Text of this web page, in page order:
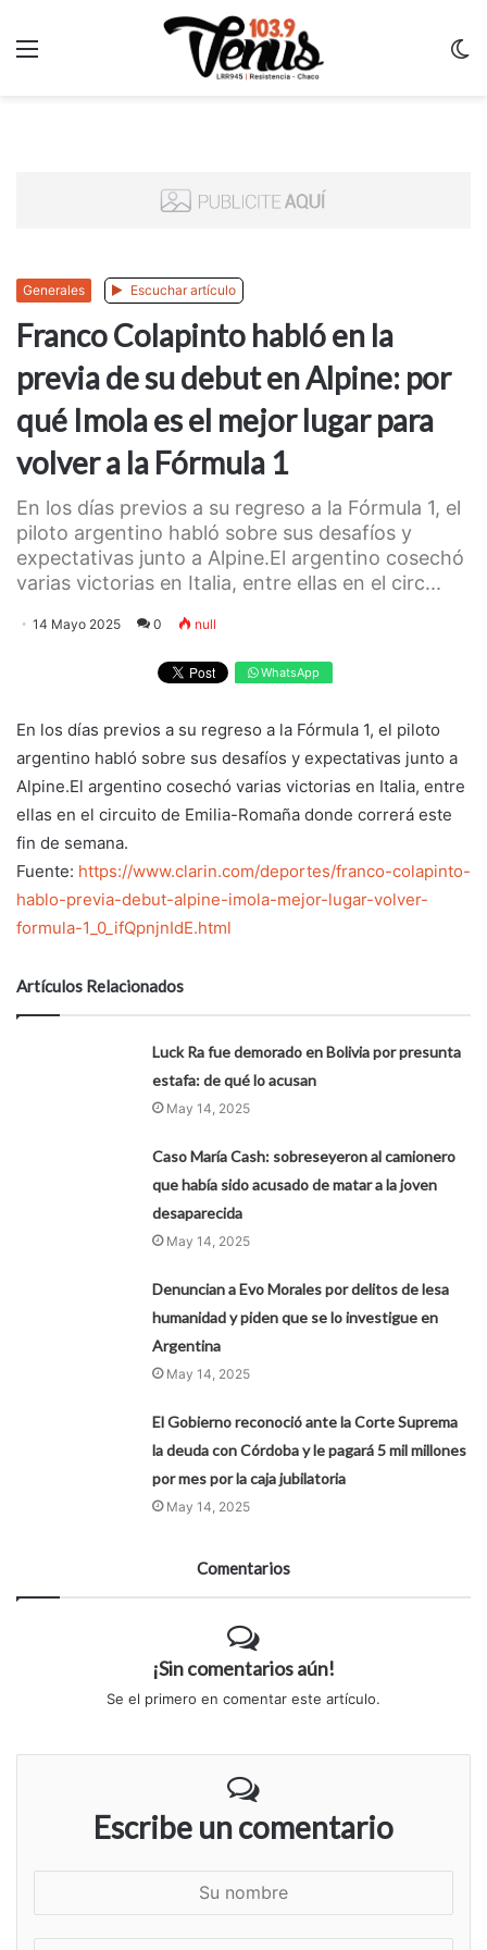
Generales Escuchar artículo
Franco Colapinto habló en la
previa de su debut en Alpine: por
qué Imola es el mejor lugar para
volver a la Fórmula 1
En los días previos a su regreso a la Fórmula 1, el
piloto argentino habló sobre sus desafíos y
expectativas junto a Alpine.El argentino cosechó
varias victorias en Italia, entre ellas en el circ...
14 Mayo 2025 0 null
WhatsApp
En los días previos a su regreso a la Fórmula 1, el piloto
argentino habló sobre sus desafíos y expectativas junto a
Alpine.El argentino cosechó varias victorias en Italia, entre
ellas en el circuito de Emilia-Romaña donde correrá este
fin de semana.
Fuente: https://www.clarin.com/deportes/franco-colapinto-
hablo-previa-debut-alpine-imola-mejor-lugar-volver-
formula-1_0_ifQpnjnIdE.html
Artículos Relacionados
Luck Ra fue demorado en Bolivia por presunta
estafa: de qué lo acusan
May 14, 2025
Caso María Cash: sobreseyeron al camionero
que había sido acusado de matar a la joven
desaparecida
May 14, 2025
Denuncian a Evo Morales por delitos de lesa
humanidad y piden que se lo investigue en
Argentina
May 14, 2025
El Gobierno reconoció ante la Corte Suprema
la deuda con Córdoba y le pagará 5 mil millones
por mes por la caja jubilatoria
May 14, 2025
Comentarios
¡Sin comentarios aún!
Se el primero en comentar este artículo.
Escribe un comentario